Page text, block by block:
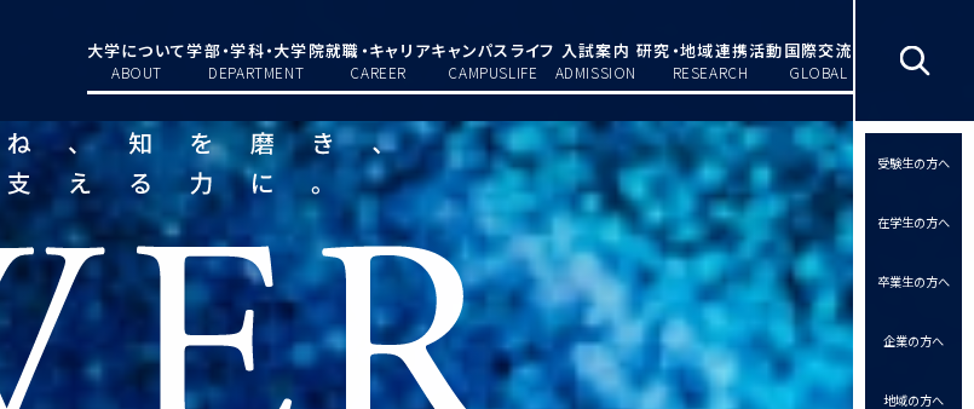
大学について
ABOUT
学部・学科・大学院
DEPARTMENT
就職・キャリア
CAREER
キャンパスライフ
CAMPUSLIFE
入試案内
ADMISSION
研究・地域連携活動
RESEARCH
国際交流
GLOBAL
受験生の方へ
在学生の方へ
卒業生の方へ
企業の方へ
地域の方へ